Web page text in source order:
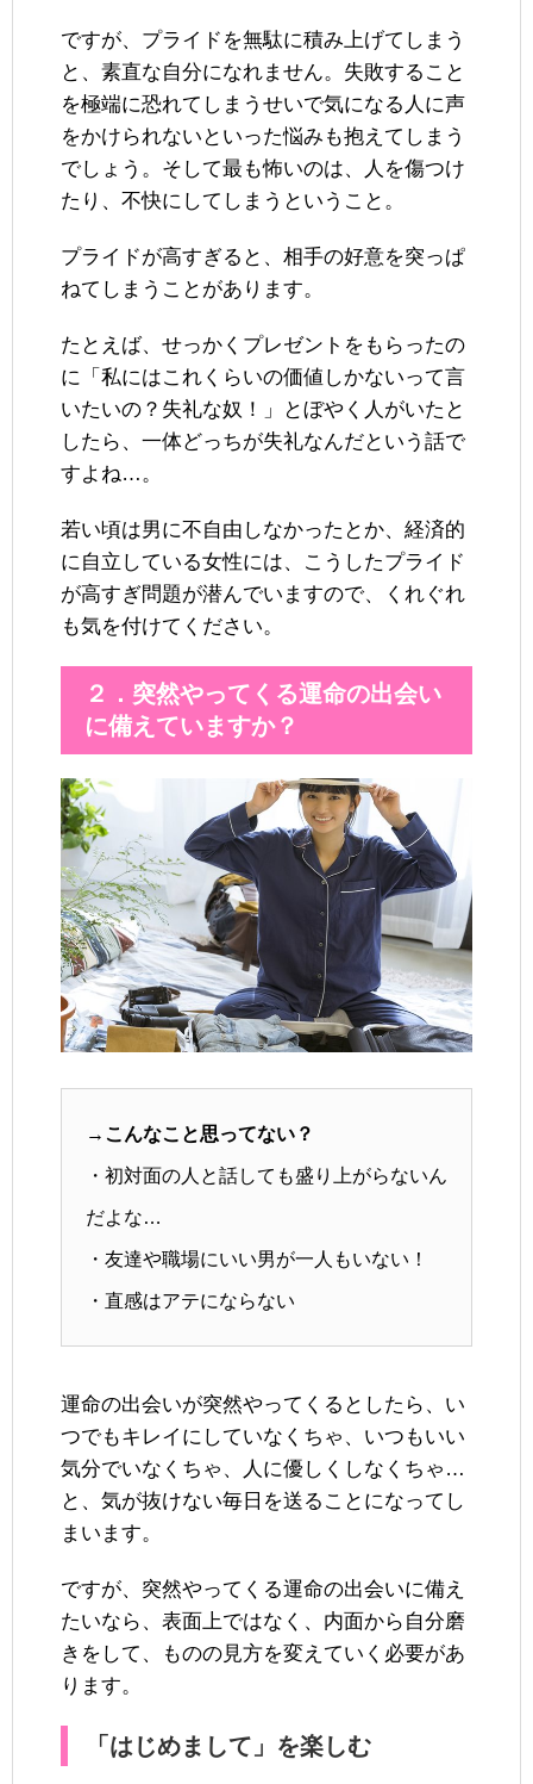
ですが、プライドを無駄に積み上げてしまう
と、素直な自分になれません。失敗すること
を極端に恐れてしまうせいで気になる人に声
をかけられないといった悩みも抱えてしまう
でしょう。そして最も怖いのは、人を傷つけ
たり、不快にしてしまうということ。
プライドが高すぎると、相手の好意を突っぱ
ねてしまうことがあります。
たとえば、せっかくプレゼントをもらったの
に「私にはこれくらいの価値しかないって言
いたいの？失礼な奴！」とぼやく人がいたと
したら、一体どっちが失礼なんだという話で
すよね…。
若い頃は男に不自由しなかったとか、経済的
に自立している女性には、こうしたプライド
が高すぎ問題が潜んでいますので、くれぐれ
も気を付けてください。
２．突然やってくる運命の出会い
に備えていますか？
→こんなこと思ってない？
・初対面の人と話しても盛り上がらないん
だよな…
・友達や職場にいい男が一人もいない！
・直感はアテにならない
運命の出会いが突然やってくるとしたら、い
つでもキレイにしていなくちゃ、いつもいい
気分でいなくちゃ、人に優しくしなくちゃ…
と、気が抜けない毎日を送ることになってし
まいます。
ですが、突然やってくる運命の出会いに備え
たいなら、表面上ではなく、内面から自分磨
きをして、ものの見方を変えていく必要があ
ります。
「はじめまして」を楽しむ